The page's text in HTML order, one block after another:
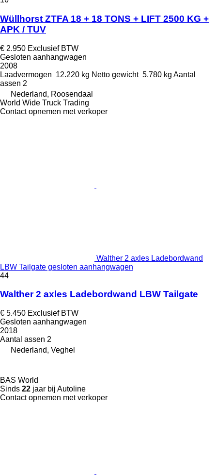
Wüllhorst ZTFA 18 + 18 TONS + LIFT 2500 KG +
APK / TUV
€ 2.950 Exclusief BTW
Gesloten aanhangwagen
2008
Laadvermogen 12.220 kg Netto gewicht 5.780 kg Aantal
assen 2
Nederland, Roosendaal
World Wide Truck Trading
Contact opnemen met verkoper
Walther 2 axles Ladebordwand
LBW Tailgate gesloten aanhangwagen
44
Walther 2 axles Ladebordwand LBW Tailgate
€ 5.450 Exclusief BTW
Gesloten aanhangwagen
2018
Aantal assen 2
Nederland, Veghel
BAS World
Sinds 22 jaar bij Autoline
Contact opnemen met verkoper